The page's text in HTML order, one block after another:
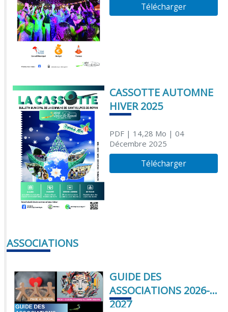
Télécharger
CASSOTTE AUTOMNE
HIVER 2025
PDF| 14,28 Mo | 04
Décembre 2025
Télécharger
ASSOCIATIONS
GUIDE DES
ASSOCIATIONS 2026-
2027